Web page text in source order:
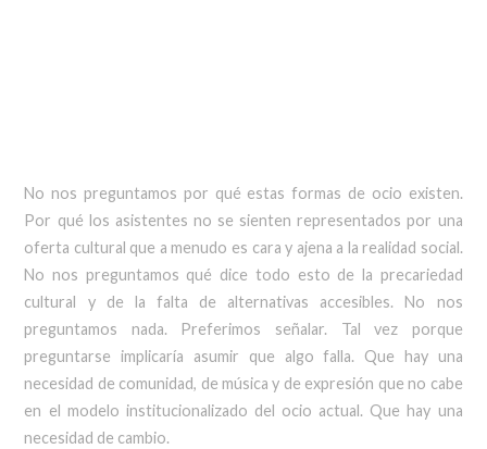
No nos preguntamos por qué estas formas de ocio existen.
Por qué los asistentes no se sienten representados por una
oferta cultural que a menudo es cara y ajena a la realidad social.
No nos preguntamos qué dice todo esto de la precariedad
cultural y de la falta de alternativas accesibles. No nos
preguntamos nada. Preferimos señalar. Tal vez porque
preguntarse implicaría asumir que algo falla. Que hay una
necesidad de comunidad, de música y de expresión que no cabe
en el modelo institucionalizado del ocio actual. Que hay una
necesidad de cambio.